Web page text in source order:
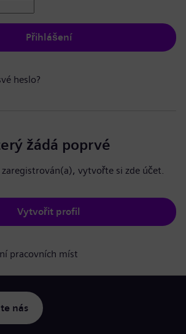
Přihlášení
heslo?
žádá poprvé
vytvořte si zde účet.
Vytvořit profil
pracovních míst
nás